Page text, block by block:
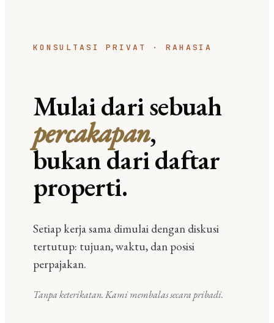
KONSULTASI PRIVAT · RAHASIA
Mulai dari sebuah
percakapan,
bukan dari daftar
properti.
Setiap kerja sama dimulai dengan diskusi
tertutup: tujuan, waktu, dan posisi
perpajakan.
Tanpa keterikatan. Kami membalas secara pribadi.